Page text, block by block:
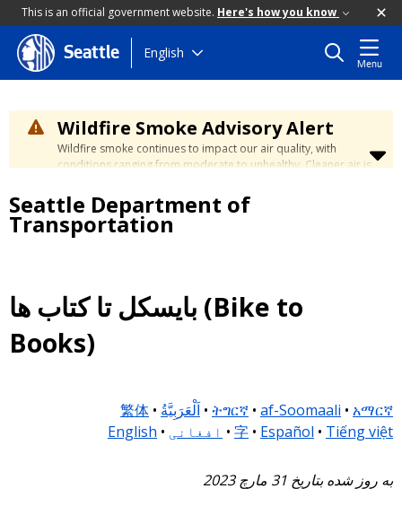
This is an official government website. Here's how you know
Skip
to
content
Seattle English
Menu
Wildfire Smoke Advisory Alert
Wildfire smoke continues to impact our air quality, with
conditions ranging from moderate to unhealthy. Cleaner air is
days. Learn how to stay safe at the
City's Wildfire Smoke
Safety page.
Seattle Department of
Transportation
بایسکل تا کتاب ها (Bike to
Books)
ትግርኛ • af-Soomaali • አማርኛ
• اَلْعَرَبِيَّةُ •
繁体
字 • Español • Tiếng việt
• افغانی •
English
به روز شده بتاریخ 31 مارچ 2023